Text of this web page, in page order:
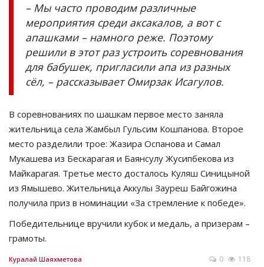
– Мы часто проводим различные
мероприятия среди аксакалов, а вот с
апашками – намного реже. Поэтому
решили в этот раз устроить соревнования
для бабушек, пригласили апа из разных
сёл, – рассказывает Омирзак Исагулов.
В соревнованиях по шашкам первое место заняла
жительница села Жамбыл Гульсим Кошпанова. Второе
место разделили трое: Жазира Оспанова и Самал
Мукашева из Бескарагая и Баянсулу Жусипбекова из
Майкарагая. Третье место досталось Куляш Синицыной
из Ямышево. Жительница Аккулы Зауреш Байгожина
получила приз в номинации «За стремление к победе».
Победительнице вручили кубок и медаль, а призерам –
грамоты.
Куралай Шаяхметова 0 118